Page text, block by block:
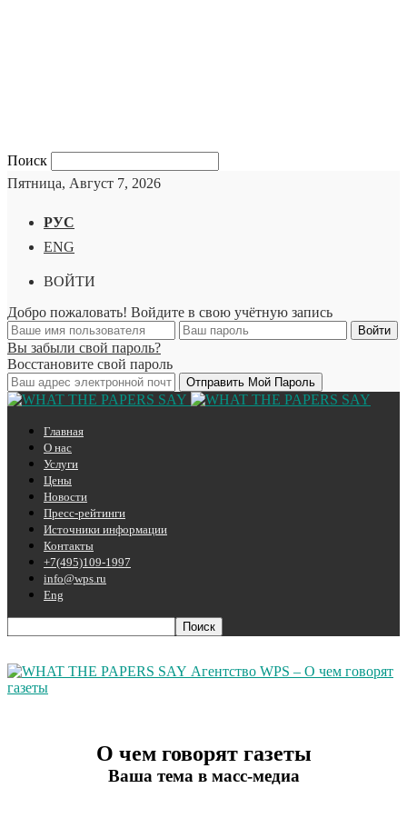
Поиск
Пятница, Август 7, 2026
РУС
ENG
ВОЙТИ
Добро пожаловать! Войдите в свою учётную запись
Вы забыли свой пароль?
Восстановите свой пароль
Главная
О нас
Услуги
Цены
Новости
Пресс-рейтинги
Источники информации
Контакты
+7(495)109-1997
info@wps.ru
Eng
Агентство WPS – О чем говорят
газеты
О чем говорят газеты
Ваша тема в масс-медиа